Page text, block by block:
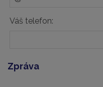
Váš telefon:
Zpráva